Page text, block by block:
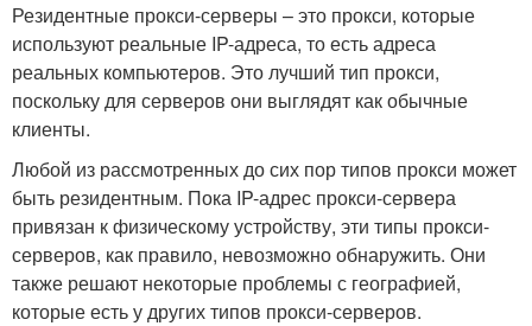
Резидентные прокси-серверы – это прокси, которые
используют реальные IP-адреса, то есть адреса
реальных компьютеров. Это лучший тип прокси,
поскольку для серверов они выглядят как обычные
клиенты.
Любой из рассмотренных до сих пор типов прокси может
быть резидентным. Пока IP-адрес прокси-сервера
привязан к физическому устройству, эти типы прокси-
серверов, как правило, невозможно обнаружить. Они
также решают некоторые проблемы с географией,
которые есть у других типов прокси-серверов.